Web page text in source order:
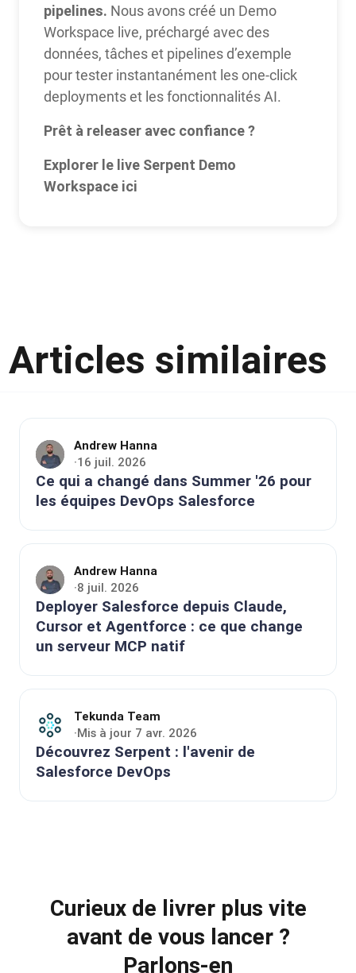
pipelines. Nous avons créé un Demo
Workspace live, préchargé avec des
données, tâches et pipelines d’exemple
pour tester instantanément les one-click
deployments et les fonctionnalités AI.
Prêt à releaser avec confiance ?
Explorer le live Serpent Demo
Workspace ici
Articles similaires
Andrew Hanna
·16 juil. 2026
Ce qui a changé dans Summer '26 pour
les équipes DevOps Salesforce
Andrew Hanna
·8 juil. 2026
Deployer Salesforce depuis Claude,
Cursor et Agentforce : ce que change
un serveur MCP natif
Tekunda Team
·Mis à jour 7 avr. 2026
Découvrez Serpent : l'avenir de
Salesforce DevOps
Curieux de livrer plus vite
avant de vous lancer ?
Parlons-en